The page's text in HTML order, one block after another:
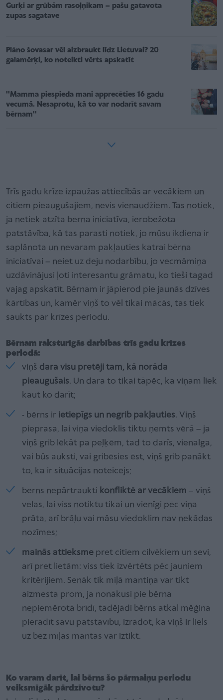
Gurķi ar grūbām rasoļņikam – pašu gatavota
zupas sagatave
Plāno šovasar vēl aizbraukt līdz Lietuvai? 20
galamērķi, ko noteikti vērts apskatīt
''Mamma piespieda mani apprecēties 16 gadu
vecumā. Nesaprotu, kā to var nodarīt savam
bērnam''
Trīs gadu krīze izpaužas attiecībās ar vecākiem un
citiem pieaugušajiem, nevis vienaudžiem. Tas notiek,
ja netiek atzīta bērna iniciatīva, ierobežota
patstāvība, kā tas parasti notiek, jo mūsu ikdiena ir
saplānota un nevaram pakļauties katrai bērna
iniciatīvai – neiet uz deju nodarbību, jo vecmāmiņa
uzdāvinājusi ļoti interesantu grāmatu, ko tieši tagad
vajag apskatīt. Bērnam ir jāpierod pie jaunās dzīves
kārtības un, kamēr viņš to vēl tikai mācās, tas tiek
saukts par krīzes periodu.
Bērnam raksturīgās darbības trīs gadu krīzes
periodā:
viņš dara visu pretēji tam, kā norāda
pieaugušais. Un dara to tikai tāpēc, ka viņam liek
kaut ko darīt;
- bērns ir ietiepīgs un negrib pakļauties. Viņš
pieprasa, lai viņa viedoklis tiktu ņemts vērā – ja
viņš grib lēkāt pa peļķēm, tad to darīs, vienalga,
vai būs auksti, vai gribēsies ēst, viņš grib panākt
to, ka ir situācijas noteicējs;
bērns nepārtraukti konfliktē ar vecākiem – viņš
vēlas, lai viss notiktu tikai un vienīgi pēc viņa
prāta, arī brāļu vai māsu viedoklim nav nekādas
nozīmes;
mainās attieksme pret citiem cilvēkiem un sevi,
arī pret lietām: viss tiek izvērtēts pēc jauniem
kritērijiem. Senāk tik mīļā mantiņa var tikt
aizmesta prom, ja nonākusi pie bērna
nepiemērotā brīdī, tādējādi bērns atkal mēģina
pierādīt savu patstāvību, izrādot, ka viņš ir liels
uz bez mīļās mantas var iztikt.
Ko varam darīt, lai bērns šo pārmaiņu periodu
veiksmīgāk pārdzīvotu?